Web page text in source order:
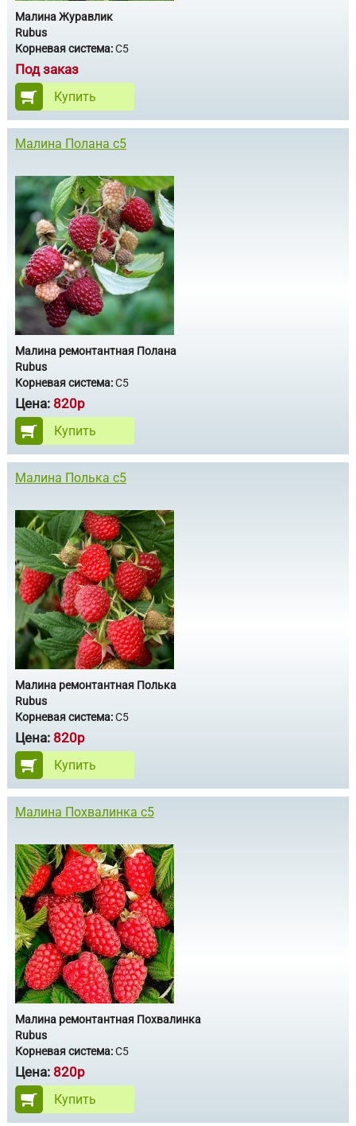
Малина Журавлик
Rubus
Корневая система:С5
Под заказ
Купить
Малина Полана с5
Малина ремонтантная Полана
Rubus
Корневая система:С5
Цена: 820р
Купить
Малина Полька с5
Малина ремонтантная Полька
Rubus
Корневая система:С5
Цена: 820р
Купить
Малина Похвалинка с5
Малина ремонтантная Похвалинка
Rubus
Корневая система:С5
Цена: 820р
Купить